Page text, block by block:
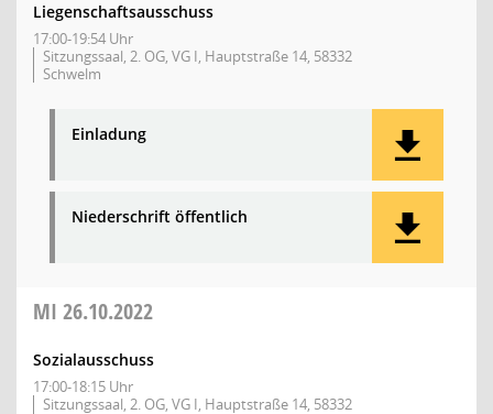
Liegenschaftsausschuss
17:00-19:54 Uhr
Sitzungssaal, 2. OG, VG I, Hauptstraße 14, 58332
Schwelm
Einladung
Niederschrift öffentlich
MI 26.10.2022
Sozialausschuss
17:00-18:15 Uhr
Sitzungssaal, 2. OG, VG I, Hauptstraße 14, 58332